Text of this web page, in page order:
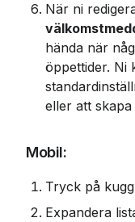
När ni
hända när
öppettider. Ni
eller att skapa
Mobil:
Tryck på
Expandera